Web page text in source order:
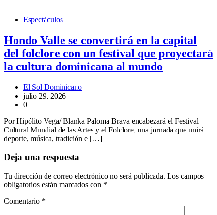
Espectáculos
Hondo Valle se convertirá en la capital
del folclore con un festival que proyectará
la cultura dominicana al mundo
El Sol Dominicano
julio 29, 2026
0
Por Hipólito Vega/ Blanka Paloma Brava encabezará el Festival
Cultural Mundial de las Artes y el Folclore, una jornada que unirá
deporte, música, tradición e […]
Deja una respuesta
Tu dirección de correo electrónico no será publicada. Los campos
obligatorios están marcados con *
Comentario *